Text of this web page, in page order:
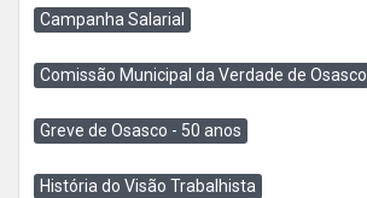
Campanha Salarial
Comissão Municipal da Verdade de Osasco
Greve de Osasco - 50 anos
História do Visão Trabalhista